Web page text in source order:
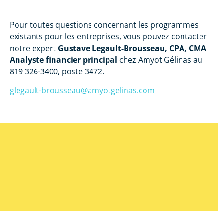
Pour toutes questions concernant les programmes
existants pour les entreprises, vous pouvez contacter
notre expert Gustave Legault-Brousseau, CPA, CMA
Analyste financier principal chez Amyot Gélinas au
819 326-3400, poste 3472.
glegault-brousseau@amyotgelinas.com